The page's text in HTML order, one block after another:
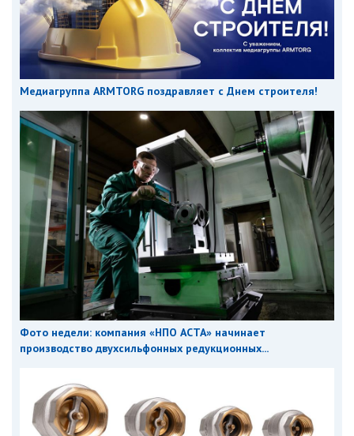
Медиагруппа ARMTORG поздравляет с Днем строителя!
Фото недели: компания «НПО АСТА» начинает
производство двухсильфонных редукционных...